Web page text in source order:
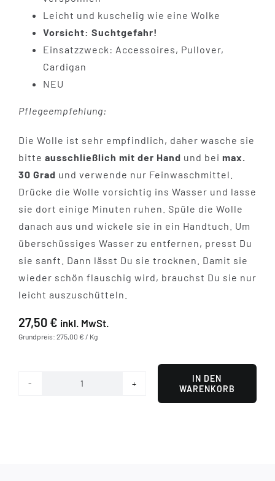
Leicht und kuschelig wie eine Wolke
Vorsicht: Suchtgefahr!
Einsatzzweck: Accessoires, Pullover,
Cardigan
NEU
Pflegeempfehlung:
Die Wolle ist sehr empfindlich, daher wasche sie
bitte ausschließlich mit der Hand und bei max.
30 Grad und verwende nur Feinwaschmittel.
Drücke die Wolle vorsichtig ins Wasser und lasse
sie dort einige Minuten ruhen. Spüle die Wolle
danach aus und wickele sie in ein Handtuch. Um
überschüssiges Wasser zu entfernen, presst Du
sie sanft. Dann lässt Du sie trocknen. Damit sie
wieder schön flauschig wird, brauchst Du sie nur
leicht auszuschütteln.
27,50 € inkl. MwSt.
Grundpreis: 275,00 € / Kg
IN DEN
WARENKORB